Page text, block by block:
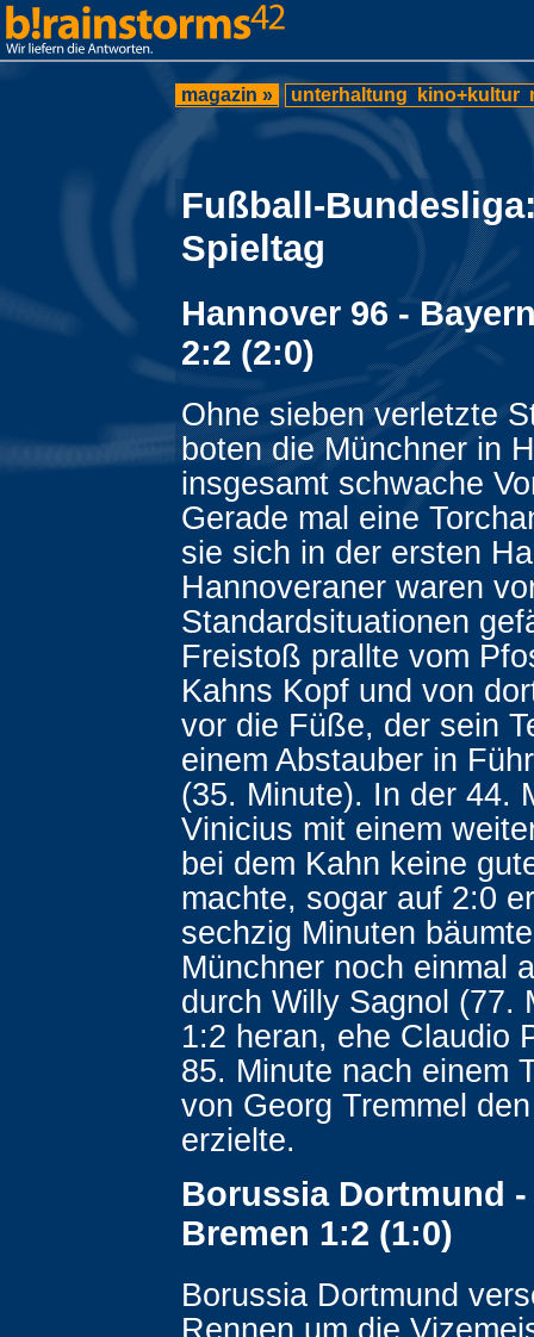
magazin » unterhaltung kino+kultur
Fußball-
Spieltag
Hannover 96 -
2:2 (2:0)
Ohne sieben verletzte
boten die Münchner in
insgesamt schwache
Gerade mal eine
sie sich in der ersten
Hannoveraner waren
Standardsituationen
Freistoß prallte vom
Kahns Kopf und von
vor die Füße, der sein
einem Abstauber in
(35. Minute). In der 44.
Vinicius mit einem
bei dem Kahn keine
machte, sogar auf 2:0
sechzig Minuten
Münchner noch einmal
durch Willy Sagnol (77.
1:2 heran, ehe Claudio
85. Minute nach einem
von Georg Tremmel
erzielte.
Borussia Dortmund -
Bremen 1:2 (1:0)
Borussia Dortmund
Rennen um die